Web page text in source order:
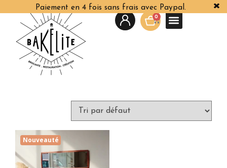
Paiement en 4 fois sans frais avec Paypal.
0
Nouveauté